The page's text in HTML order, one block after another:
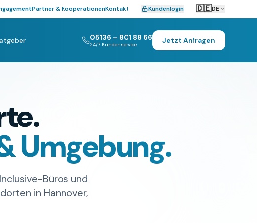
Partner & KooperationenKontakt Kundenlogin 🇩🇪DE
05136 – 801 88 66
24/7 Kundenservice Jetzt Anfragen
Umgebung.
Büros und
in Hannover,